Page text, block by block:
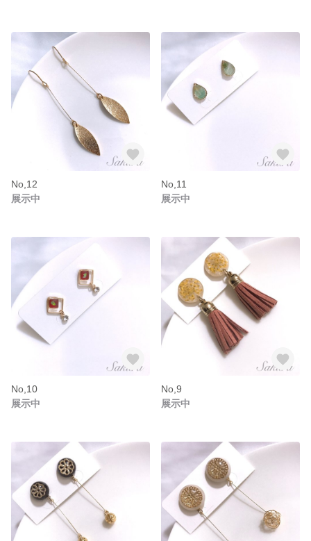
No,12
展示中
No,11
展示中
No,10
展示中
No,9
展示中